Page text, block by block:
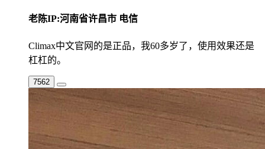
老陈IP:河南省许昌市 电信
Climax中文官网的是正品，我60多岁了，使用效果还是
杠杠的。
7562